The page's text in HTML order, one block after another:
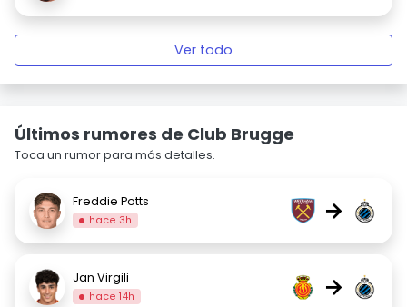
Ver todo
Últimos rumores de Club Brugge
Toca un rumor para más detalles.
Freddie Potts
hace 3h →
Jan Virgili
hace 14h →